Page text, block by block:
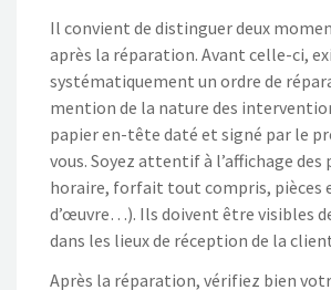
Il convient de distinguer deux
après la réparation. Avant celle-ci,
systématiquement un ordre de
mention de la nature des
papier en-tête daté et signé par le
vous. Soyez attentif à l’affichage des
horaire, forfait tout compris, pièces
d’œuvre…). Ils doivent être visibles
dans les lieux de réception de la
Après la réparation, vérifiez bien